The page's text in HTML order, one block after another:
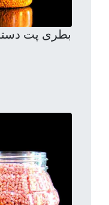
بطری پت دسته دار 1 لیتر